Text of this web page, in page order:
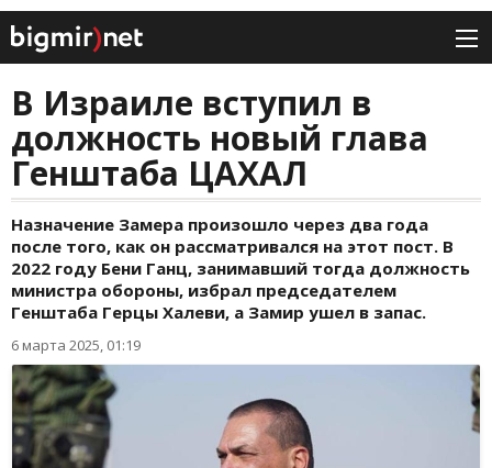
В Израиле вступил в
должность новый глава
Генштаба ЦАХАЛ
Назначение Замера произошло через два года
после того, как он рассматривался на этот пост. В
2022 году Бени Ганц, занимавший тогда должность
министра обороны, избрал председателем
Генштаба Герцы Халеви, а Замир ушел в запас.
6 марта 2025, 01:19